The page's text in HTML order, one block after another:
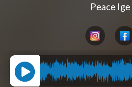
Peace Ige